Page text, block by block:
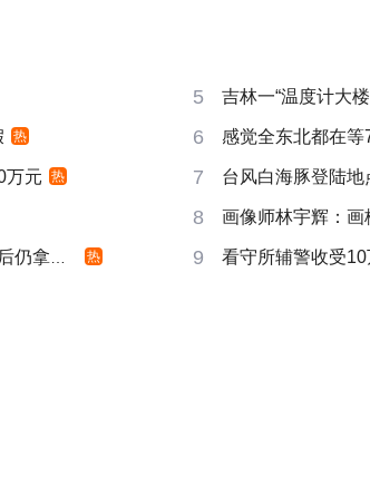
5 吉林一“温度计大
热 6 感觉全东北都在等
万元 热 7 台风白海豚登陆地
8 画像师林宇辉：
不到 热 9 看守所辅警收受